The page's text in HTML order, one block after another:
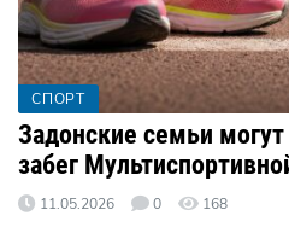
СПОРТ
Задонские семьи могут
забег
11.05.2026 0 168